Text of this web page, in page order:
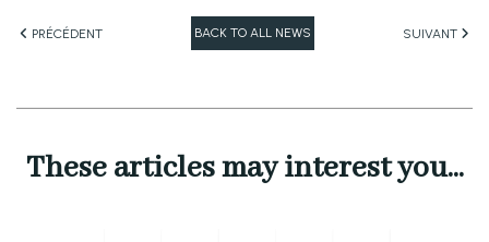
PRÉCÉDENT BACK TO ALL NEWS SUIVANT
These articles may interest you...